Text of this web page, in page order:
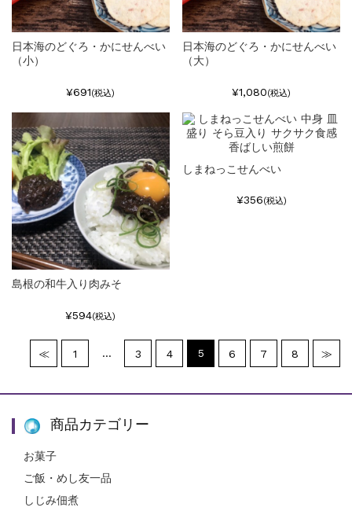
日本海のどぐろ・かにせんべい
（小）
¥691(税込)
日本海のどぐろ・かにせんべい
（大）
¥1,080(税込)
島根の和牛入り肉みそ
¥594(税込)
しまねっこせんべい
¥356(税込)
≪ 1 … 3 4 5 6 7 8 ≫
商品カテゴリー
お菓子
ご飯・めし友一品
しじみ佃煮